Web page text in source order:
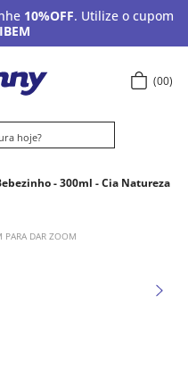
10%OFF. Utilize o cupom
00
- 300ml - Cia Natureza
PARA DAR ZOOM